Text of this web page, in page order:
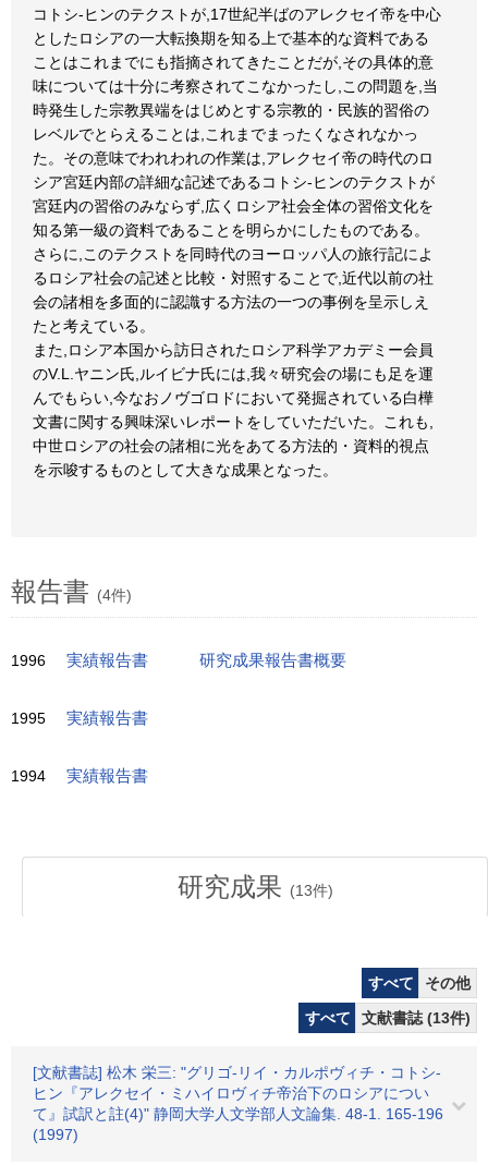
コトシ-ヒンのテクストが,17世紀半ばのアレクセイ帝を中心
としたロシアの一大転換期を知る上で基本的な資料である
ことはこれまでにも指摘されてきたことだが,その具体的意
味については十分に考察されてこなかったし,この問題を,当
時発生した宗教異端をはじめとする宗教的・民族的習俗の
レベルでとらえることは,これまでまったくなされなかっ
た。その意味でわれわれの作業は,アレクセイ帝の時代のロ
シア宮廷内部の詳細な記述であるコトシ-ヒンのテクストが
宮廷内の習俗のみならず,広くロシア社会全体の習俗文化を
知る第一級の資料であることを明らかにしたものである。
さらに,このテクストを同時代のヨーロッパ人の旅行記によ
るロシア社会の記述と比較・対照することで,近代以前の社
会の諸相を多面的に認識する方法の一つの事例を呈示しえ
たと考えている。
また,ロシア本国から訪日されたロシア科学アカデミー会員
のV.L.ヤニン氏,ルイビナ氏には,我々研究会の場にも足を運
んでもらい,今なおノヴゴロドにおいて発掘されている白樺
文書に関する興味深いレポートをしていただいた。これも,
中世ロシアの社会の諸相に光をあてる方法的・資料的視点
を示唆するものとして大きな成果となった。
報告書 (4件)
1996 実績報告書 研究成果報告書概要
1995 実績報告書
1994 実績報告書
研究成果 (13件)
すべて
その他
すべて
文献書誌 (13件)
[文献書誌] 松木 栄三: "グリゴ-リイ・カルポヴィチ・コトシ-
ヒン『アレクセイ・ミハイロヴィチ帝治下のロシアについ
て』試訳と註(4)" 静岡大学人文学部人文論集. 48-1. 165-196
(1997)